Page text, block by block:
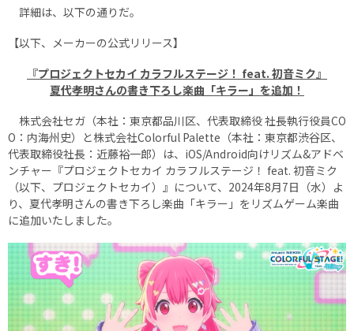
詳細は、以下の通りだ。
【以下、メーカーの公式リリース】
『プロジェクトセカイ カラフルステージ！ feat. 初音ミク』
夏代孝明さんの書き下ろし楽曲「キラー」を追加！
株式会社セガ（本社：東京都品川区、代表取締役 社長執行役員CO
O：内海州史）と株式会社Colorful Palette（本社：東京都渋谷区、
代表取締役社長：近藤裕一郎）は、iOS/Android向けリズム&アドベ
ンチャー『プロジェクトセカイ カラフルステージ！ feat. 初音ミク
（以下、プロジェクトセカイ）』について、2024年8月7日（水）よ
り、夏代孝明さんの書き下ろし楽曲「キラー」をリズムゲーム楽曲
に追加いたしました。